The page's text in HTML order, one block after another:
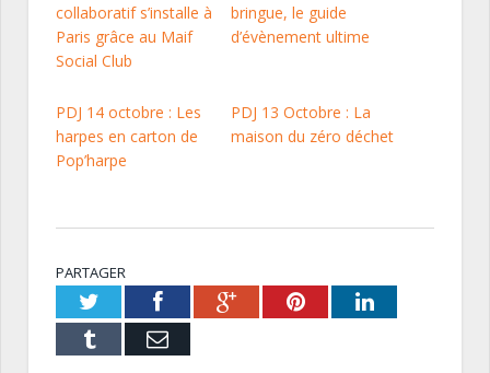
collaboratif s’installe à
Paris grâce au Maif
Social Club
bringue, le guide
d’évènement ultime
PDJ 14 octobre : Les
harpes en carton de
Pop’harpe
PDJ 13 Octobre : La
maison du zéro déchet
PARTAGER
TwitterFacebookGoogle+PinterestLinkedIn
Tumblr Email